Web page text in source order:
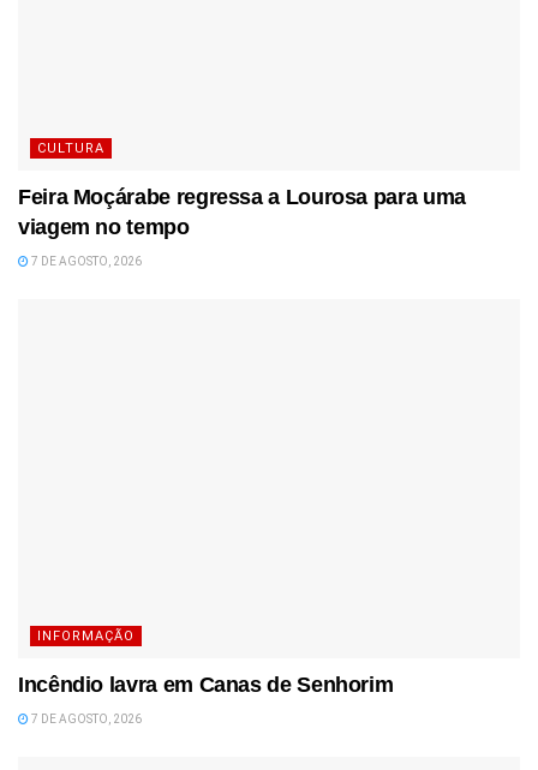
CULTURA
Feira Moçárabe regressa a Lourosa para uma
viagem no tempo
7 DE AGOSTO, 2026
INFORMAÇÃO
Incêndio lavra em Canas de Senhorim
7 DE AGOSTO, 2026